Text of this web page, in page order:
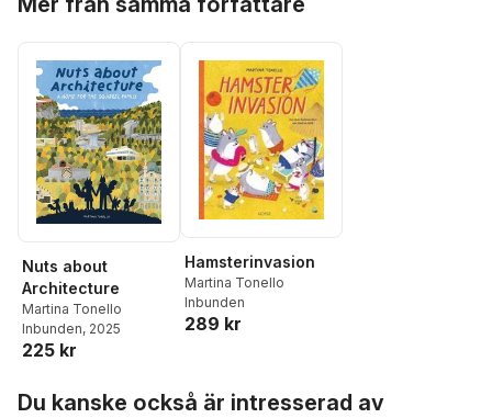
Nuts about
Architecture
Martina Tonello
Inbunden, 2025
225 kr
Hamsterinvasion
Martina Tonello
Inbunden
289 kr
Du kanske också är intresserad av